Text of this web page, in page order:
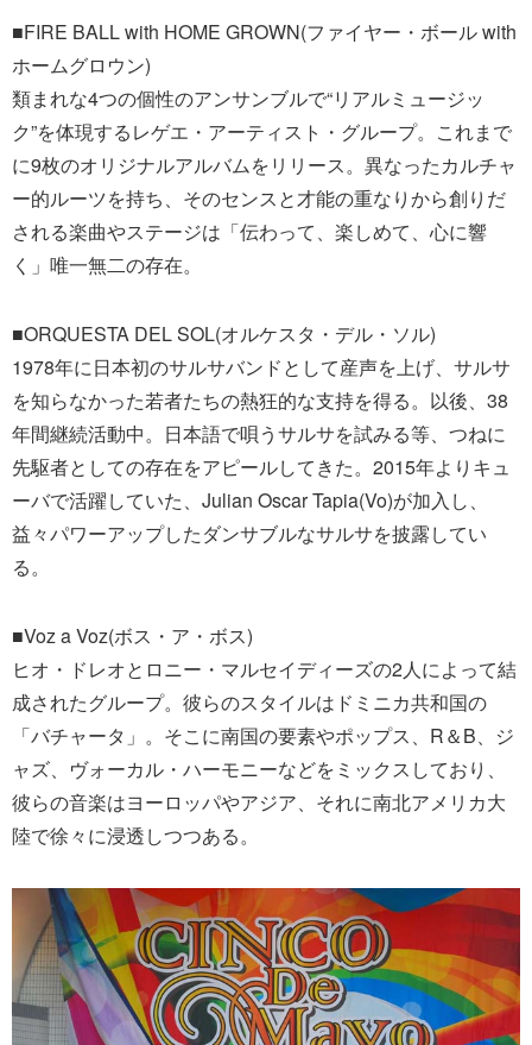
■FIRE BALL with HOME GROWN(ファイヤー・ボール with
ホームグロウン)
類まれな4つの個性のアンサンブルで“リアルミュージッ
ク”を体現するレゲエ・アーティスト・グループ。これまで
に9枚のオリジナルアルバムをリリース。異なったカルチャ
ー的ルーツを持ち、そのセンスと才能の重なりから創りだ
される楽曲やステージは「伝わって、楽しめて、心に響
く」唯一無二の存在。
■ORQUESTA DEL SOL(オルケスタ・デル・ソル)
1978年に日本初のサルサバンドとして産声を上げ、サルサ
を知らなかった若者たちの熱狂的な支持を得る。以後、38
年間継続活動中。日本語で唄うサルサを試みる等、つねに
先駆者としての存在をアピールしてきた。2015年よりキュ
ーバで活躍していた、Julian Oscar Tapia(Vo)が加入し、
益々パワーアップしたダンサブルなサルサを披露してい
る。
■Voz a Voz(ボス・ア・ボス)
ヒオ・ドレオとロニー・マルセイディーズの2人によって結
成されたグループ。彼らのスタイルはドミニカ共和国の
「バチャータ」。そこに南国の要素やポップス、R＆B、ジ
ャズ、ヴォーカル・ハーモニーなどをミックスしており、
彼らの音楽はヨーロッパやアジア、それに南北アメリカ大
陸で徐々に浸透しつつある。